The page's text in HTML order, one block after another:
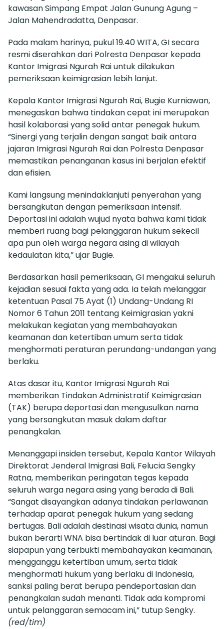
kawasan Simpang Empat Jalan Gunung Agung –
Jalan Mahendradatta, Denpasar.
Pada malam harinya, pukul 19.40 WITA, GI secara
resmi diserahkan dari Polresta Denpasar kepada
Kantor Imigrasi Ngurah Rai untuk dilakukan
pemeriksaan keimigrasian lebih lanjut.
Kepala Kantor Imigrasi Ngurah Rai, Bugie Kurniawan,
menegaskan bahwa tindakan cepat ini merupakan
hasil kolaborasi yang solid antar penegak hukum.
“Sinergi yang terjalin dengan sangat baik antara
jajaran Imigrasi Ngurah Rai dan Polresta Denpasar
memastikan penanganan kasus ini berjalan efektif
dan efisien.
Kami langsung menindaklanjuti penyerahan yang
bersangkutan dengan pemeriksaan intensif.
Deportasi ini adalah wujud nyata bahwa kami tidak
memberi ruang bagi pelanggaran hukum sekecil
apa pun oleh warga negara asing di wilayah
kedaulatan kita,” ujar Bugie.
Berdasarkan hasil pemeriksaan, GI mengakui seluruh
kejadian sesuai fakta yang ada. Ia telah melanggar
ketentuan Pasal 75 Ayat (1) Undang-Undang RI
Nomor 6 Tahun 2011 tentang Keimigrasian yakni
melakukan kegiatan yang membahayakan
keamanan dan ketertiban umum serta tidak
menghormati peraturan perundang-undangan yang
berlaku.
Atas dasar itu, Kantor Imigrasi Ngurah Rai
memberikan Tindakan Administratif Keimigrasian
(TAK) berupa deportasi dan mengusulkan nama
yang bersangkutan masuk dalam daftar
penangkalan.
Menanggapi insiden tersebut, Kepala Kantor Wilayah
Direktorat Jenderal Imigrasi Bali, Felucia Sengky
Ratna, memberikan peringatan tegas kepada
seluruh warga negara asing yang berada di Bali.
“Sangat disayangkan adanya tindakan perlawanan
terhadap aparat penegak hukum yang sedang
bertugas. Bali adalah destinasi wisata dunia, namun
bukan berarti WNA bisa bertindak di luar aturan. Bagi
siapapun yang terbukti membahayakan keamanan,
mengganggu ketertiban umum, serta tidak
menghormati hukum yang berlaku di Indonesia,
sanksi paling berat berupa pendeportasian dan
penangkalan sudah menanti. Tidak ada kompromi
untuk pelanggaran semacam ini,” tutup Sengky.
(red/tim)